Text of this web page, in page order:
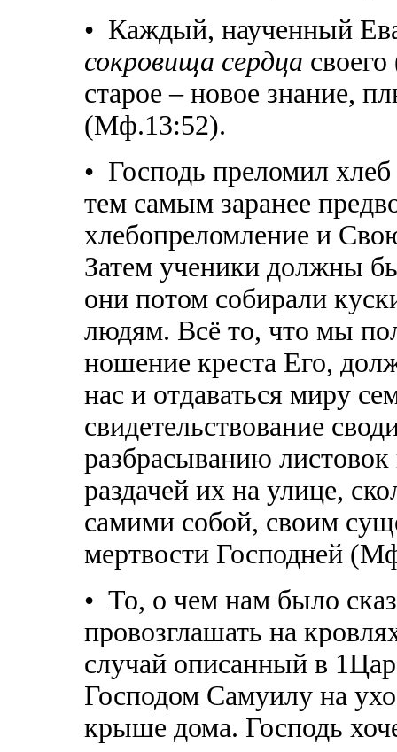
• Каждый, наученный
сокровища сердца
старое – новое знание,
(Мф.13:52).
• Господь преломил
тем самым заранее
хлебопреломление и
Затем ученики должны
они потом собирали
людям. Всё то, что мы
ношение креста Его,
нас и отдаваться миру
свидетельствование
разбрасыванию
раздачей их на улице,
самими собой, своим
мертвости Господней
• То, о чем нам было
провозглашать на
случай описанный в
Господом Самуилу на
крыше дома. Господь